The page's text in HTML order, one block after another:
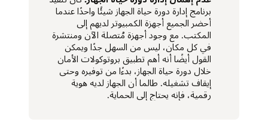
برنامج إدارة دورة حياة الجهاز شيئًا واحدًا عندما
أحضر الجميع أجهزة الكمبيوتر لديهم إلى
المكتب. مع وجود أجهزة مُتصلة الآن ومنتشرة
في كل مكان، ليس من السهل جدًا ويمكن
القول أيضًا أنه أهم تطبيق بروتوكولات الأمان
خلال دورة حياة الجهاز، بدءًا من توفيره وحتى
إيقاف تشغيله. طالما أن الجهاز لديه هوية
رقمية، فإنه يحتاج إلى الحماية.